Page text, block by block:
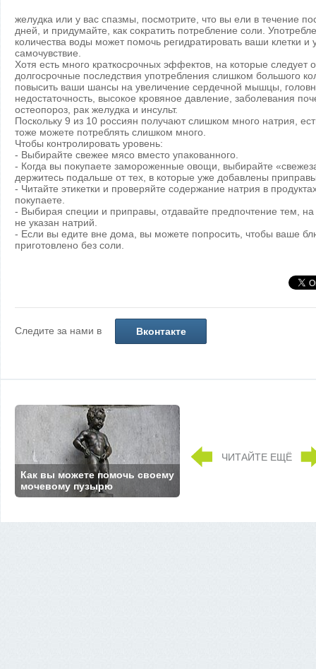
желудка или у вас спазмы, посмотрите, что вы ели в течение
дней, и придумайте, как сократить потребление соли.
количества воды может помочь регидратировать ваши клетки и
самочувствие.
Хотя есть много краткосрочных эффектов, на которые следует
долгосрочные последствия употребления слишком большого
повысить ваши шансы на увеличение сердечной мышцы,
недостаточность, высокое кровяное давление, заболевания
остеопороз, рак желудка и инсульт.
Поскольку 9 из 10 россиян получают слишком много натрия,
тоже можете потреблять слишком много.
Чтобы контролировать уровень:
- Выбирайте свежее мясо вместо упакованного.
- Когда вы покупаете замороженные овощи, выбирайте
держитесь подальше от тех, в которые уже добавлены
- Читайте этикетки и проверяйте содержание натрия в
покупаете.
- Выбирая специи и приправы, отдавайте предпочтение тем, на
не указан натрий.
- Если вы едите вне дома, вы можете попросить, чтобы ваше
приготовлено без соли.
Следите за нами в Вконтакте
Как вы можете помочь своему
мочевому пузырю
ЧИТАЙТЕ ЕЩЁ